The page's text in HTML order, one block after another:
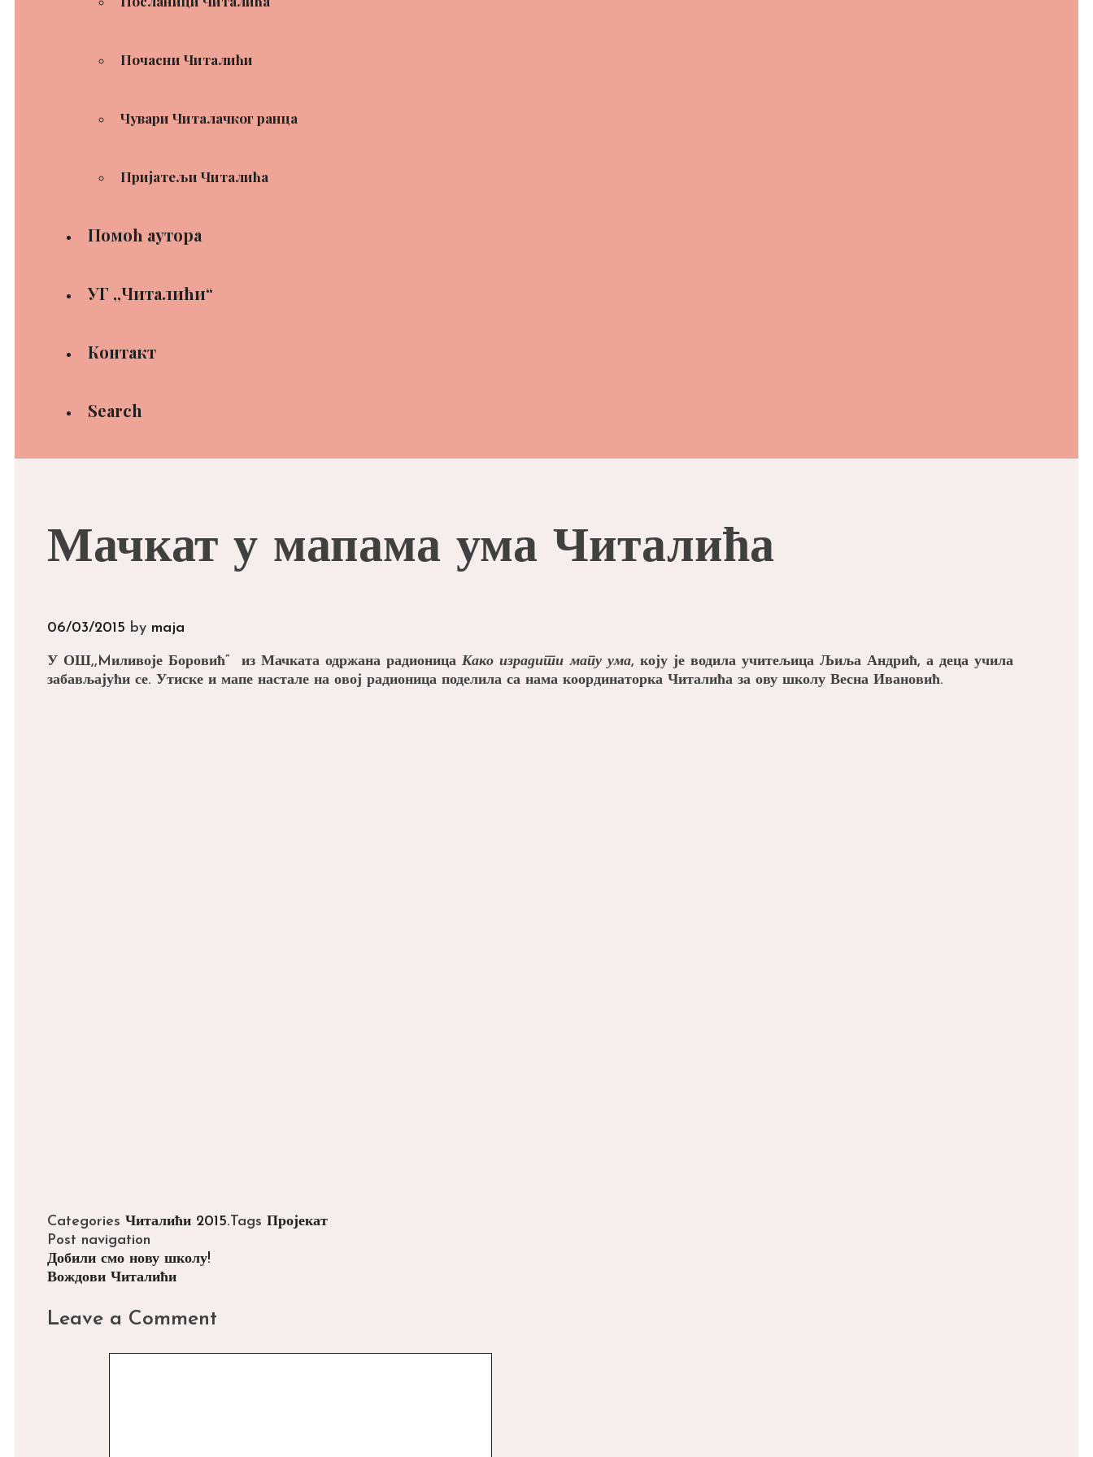
Почасни Читалићи
Чувари Читалачког ранца
Пријатељи Читалића
Помоћ аутора
УГ ,,Читалићи“
Контакт
Search
Мачкат у мапама ума Читалића
06/03/2015 by maja
У ОШ,,Mиливоје Боровић“ из Мачката одржана радионица Како израдити мапу ума, коју је водила учитељица Љиља Андрић, а деца учила
забављајући се. Утиске и мапе настале на овој радионица поделила са нама координаторка Читалића за ову школу Весна Ивановић.
Categories Читалићи 2015. Tags Пројекат
Post navigation
Добили смо нову школу!
Вождови Читалићи
Leave a Comment